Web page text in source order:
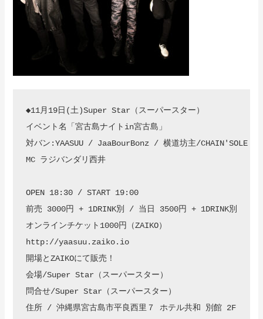
◆11月19日(土)Super Star（スーパースター）
イベント名「宮古島ナイトin宮古島」
対バン:YAASUU / JaaBourBonz / 横道坊主/CHAIN'SOLE
MC ラジバンダリ西井
OPEN 18:30 / START 19:00
前売 3000円 + 1DRINK別 / 当日 3500円 + 1DRINK別
オンラインチケット1000円（ZAIKO）
http://yaasuu.zaiko.io
開場とZAIKOにて販売！
会場/Super Star（スーパースター）
問合せ/Super Star（スーパースター）
住所 / 沖縄県宮古島市平良西里７ ホテル共和 別館 2F